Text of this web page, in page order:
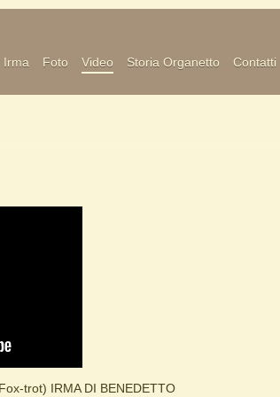
Irma Foto Video Storia Organetto Contatti
trot) IRMA DI BENEDETTO